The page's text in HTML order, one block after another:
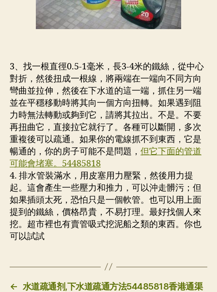
3、找一根直徑0.5-1毫米，長3-4米的鐵絲，從中心
對折，然後扭成一根線，將兩端在一端向不同方向
彎曲並拉伸，然後在下水道的這一端，抓住另一端
並在平穩移動時將其向一個方向扭轉。如果遇到阻
力時無法轉動或夠到它，請將其拉出。不是。不要
再扭曲它，直接拉它就行了。各種可以斷開，多次
重複後可以疏通。如果你的電線抓不到東西，它是
暢通的，你的房子可能不是問題， 但它下面的管道
可能會堵塞。54485818
4. 排水管裝滿水，用皮塞用力壓緊，然後用力提
起。這會產生一些壓力和推力，可以沖走髒污；但
如果插頭太死，恐怕只是一個軟管。也可以用上面
提到的鐵絲，價格昂貴，不易打理。最好找個人來
挖。超市裡也有賣管吸式挖泥船之類的東西。你也
可以試試
←
水道疏通剂,下水道疏通方法54485818香港通渠